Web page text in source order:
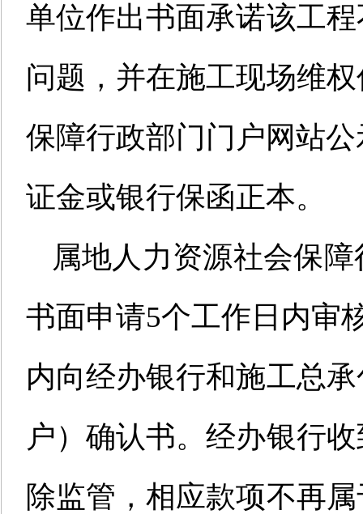
单位作出书面承诺该工
问题，并在施工现场维
保障行政部门门户网站
证金或银行保函正本。
属地人力资源社会保
书面申请5个工作日内审
内向经办银行和施工总
户）确认书。经办银行
除监管，相应款项不再